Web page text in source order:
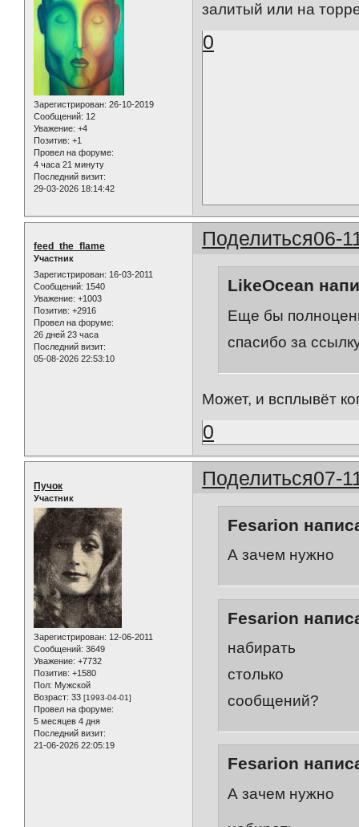
Зарегистрирован: 26-10-2019
Сообщений: 12
Уважение: +4
Позитив: +1
Провел на форуме:
4 часа 21 минуту
Последний визит:
29-03-2026 18:14:42
залитый или на
0
Поделиться06-
feed_the_flame
Участник
Зарегистрирован: 16-03-2011
Сообщений: 1540
Уважение: +1003
Позитив: +2916
Провел на форуме:
26 дней 23 часа
Последний визит:
05-08-2026 22:53:10
LikeOcean
Еще бы
спасибо за
Может, и всплывёт
0
Поделиться07-
Пучок
Участник
Зарегистрирован: 12-06-2011
Сообщений: 3649
Уважение: +7732
Позитив: +1580
Пол: Мужской
Возраст: 33 [1993-04-01]
Провел на форуме:
5 месяцев 4 дня
Последний визит:
21-06-2026 22:05:19
Fesarion
А зачем нужно
Fesarion
набирать
столько
сообщений?
Fesarion
А зачем нужно